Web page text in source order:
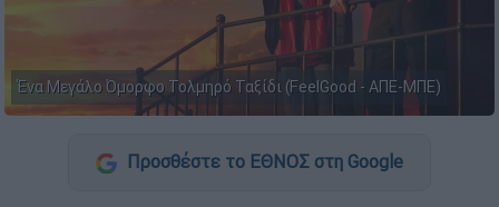
Ένα Μεγάλο Όμορφο Τολμηρό Ταξίδι (FeelGood - ΑΠΕ-ΜΠΕ)
Προσθέστε το ΕΘΝΟΣ στη Google